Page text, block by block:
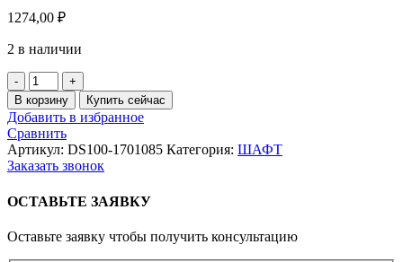
1274,00 ₽
2 в наличии
Количество
товара
Подшипник
роликовый
игольчатый
В корзину Купить сейчас
Добавить в избранное
Сравнить
Артикул: DS100-1701085 Категория: ШАФТ
Заказать звонок
ОСТАВЬТЕ ЗАЯВКУ
Оставьте заявку чтобы получить консультацию